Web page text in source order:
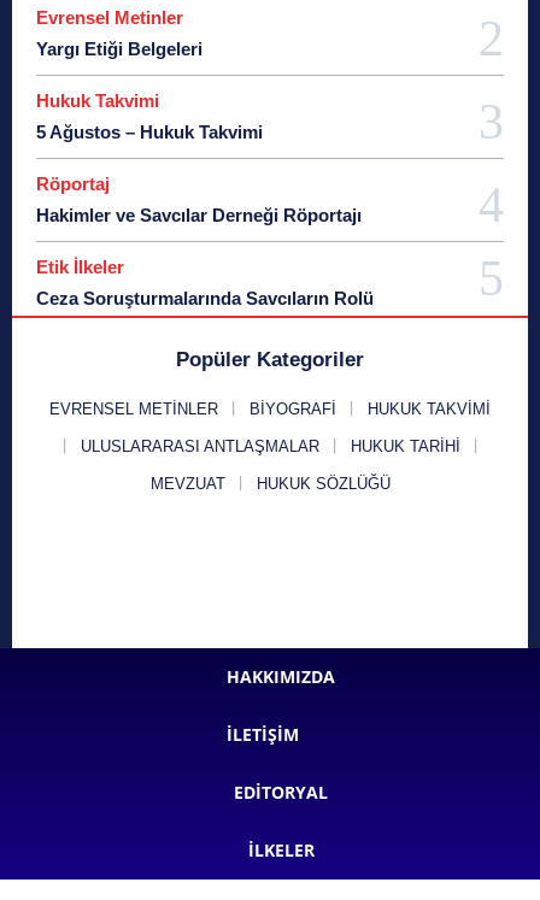
Evrensel Metinler
Yargı Etiği Belgeleri
Hukuk Takvimi
5 Ağustos – Hukuk Takvimi
Röportaj
Hakimler ve Savcılar Derneği Röportajı
Etik İlkeler
Ceza Soruşturmalarında Savcıların Rolü
Popüler Kategoriler
EVRENSEL METINLER BIYOGRAFI HUKUK TAKVIMI
ULUSLARARASI ANTLAŞMALAR HUKUK TARIHI
MEVZUAT HUKUK SÖZLÜĞÜ
HAKKIMIZDA
İLETIŞIM
EDITORYAL
İLKELER